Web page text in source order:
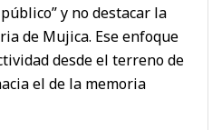
y no destacar la
de Mujica. Ese enfoque
desde el terreno de
el de la memoria